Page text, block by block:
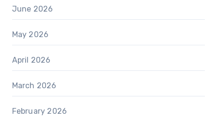
June 2026
May 2026
April 2026
March 2026
February 2026